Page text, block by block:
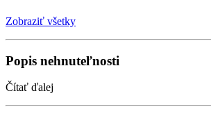
Zobraziť všetky
Popis nehnuteľnosti
Čítať ďalej